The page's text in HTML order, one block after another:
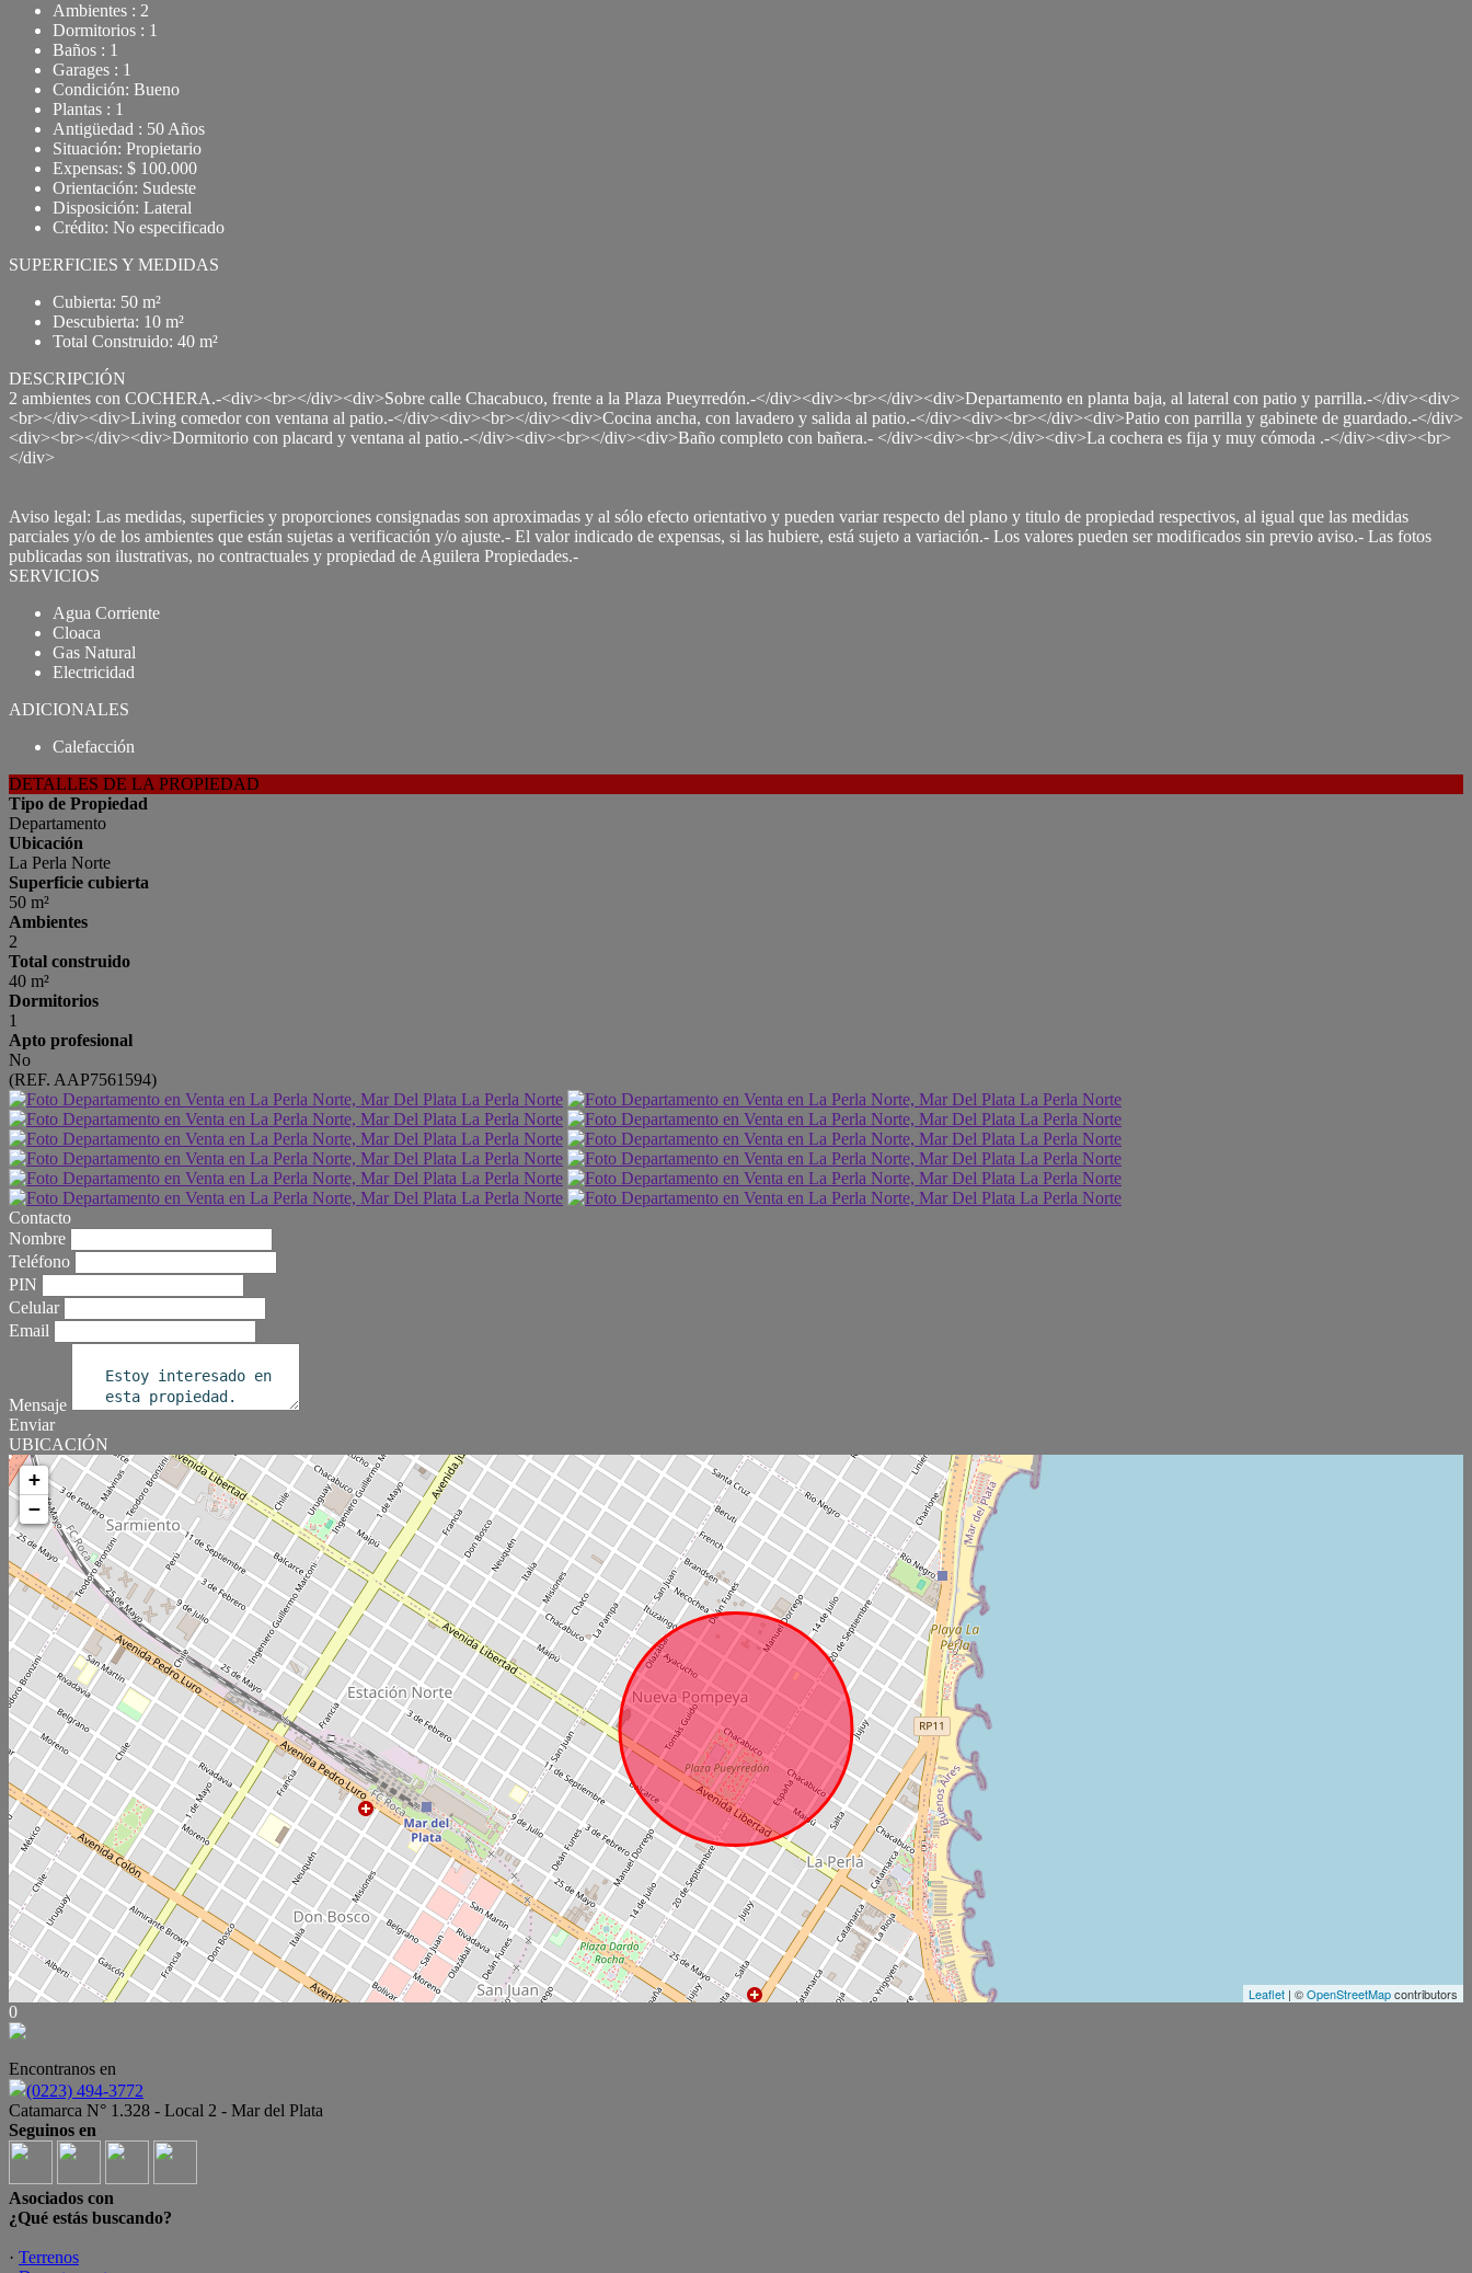
Ambientes : 2
Dormitorios : 1
Baños : 1
Garages : 1
Condición: Bueno
Plantas : 1
Antigüedad : 50 Años
Situación: Propietario
Expensas: $ 100.000
Orientación: Sudeste
Disposición: Lateral
Crédito: No especificado
SUPERFICIES Y MEDIDAS
Cubierta: 50 m²
Descubierta: 10 m²
Total Construido: 40 m²
DESCRIPCIÓN
2 ambientes con COCHERA.-<div><br></div><div>Sobre calle Chacabuco, frente a la Plaza Pueyrredón.-</div><div><br></div><div>Departamento en planta baja, al lateral con patio y parrilla.-</div><div>
<br></div><div>Living comedor con ventana al patio.-</div><div><br></div><div>Cocina ancha, con lavadero y salida al patio.-</div><div><br></div><div>Patio con parrilla y gabinete de guardado.-</div>
<div><br></div><div>Dormitorio con placard y ventana al patio.-</div><div><br></div><div>Baño completo con bañera.- </div><div><br></div><div>La cochera es fija y muy cómoda .-</div><div><br>
</div>
Aviso legal: Las medidas, superficies y proporciones consignadas son aproximadas y al sólo efecto orientativo y pueden variar respecto del plano y titulo de propiedad respectivos, al igual que las medidas
parciales y/o de los ambientes que están sujetas a verificación y/o ajuste.- El valor indicado de expensas, si las hubiere, está sujeto a variación.- Los valores pueden ser modificados sin previo aviso.- Las fotos
publicadas son ilustrativas, no contractuales y propiedad de Aguilera Propiedades.-
SERVICIOS
Agua Corriente
Cloaca
Gas Natural
Electricidad
ADICIONALES
Calefacción
DETALLES DE LA PROPIEDAD
Tipo de Propiedad
Departamento
Ubicación
La Perla Norte
Superficie cubierta
50 m²
Ambientes
2
Total construido
40 m²
Dormitorios
1
Apto profesional
No
(REF. AAP7561594)
Contacto
Nombre
Teléfono
PIN
Celular
Email
Mensaje
Enviar
UBICACIÓN
+
−
Leaflet | ©OpenStreetMapcontributors
0
Encontranos en
(0223) 494-3772
Catamarca N° 1.328 - Local 2 - Mar del Plata
Seguinos en
Asociados con
¿Qué estás buscando?
· Terrenos